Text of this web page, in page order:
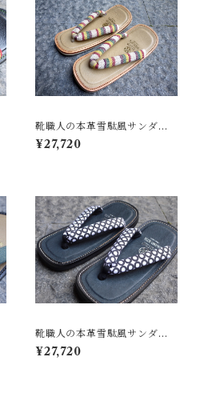
靴職人の本革雪駄風サンダル
「那古野雪駄」（鼻緒：ST#0
41)
¥27,720
靴職人の本革雪駄風サンダル
「那古野雪駄」（鼻緒：ST#0
38)
¥27,720